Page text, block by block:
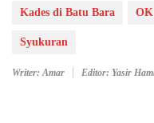
Kades di Batu Bara
Syukuran
Writer: Amar Editor: Yasir